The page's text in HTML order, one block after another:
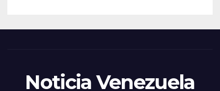
Noticia Venezuela